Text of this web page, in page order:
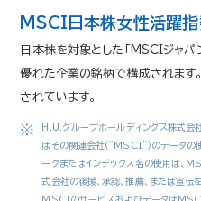
MSCI日本株女性活躍指
日本株を対象とした「MSCIジャパ
優れた企業の銘柄で構成されま
されています。
※
H.U.グループホールディングス株
はその関連会社（"MSCI"）のデータの
ークまたはインデックス名の使用は、
式会社の後援、承認、推薦、または宣伝